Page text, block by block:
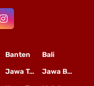
Bali
Banten
Jawa Barat
Jawa Tengah